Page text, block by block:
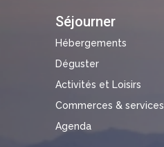
Séjourner
Hébergements
Déguster
Activités et Loisirs
Commerces & services
Agenda